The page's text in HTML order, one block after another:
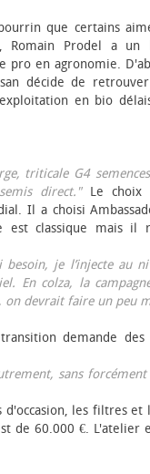
que certains
Prodel a un
pro en agronomie.
décide de
en bio
triticale G4
direct."Le choix
Il a choisi
est classique mais il
besoin, je l’injecte au
En colza, la
on devrait faire un peu
demande des
sans
les filtres et
de 60.000 €. L'atelier